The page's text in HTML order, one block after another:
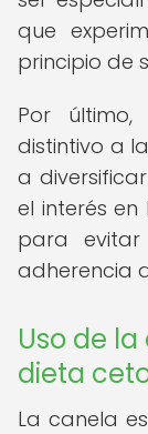
que
principio de
Por
distintivo a
a
el interés
para
adherencia
Uso de
dieta
La canela